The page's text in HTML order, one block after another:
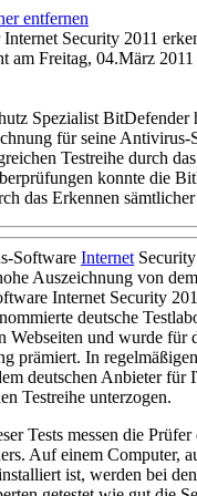
entfernen
Security 2011
am Freitag, 04.März
Spezialist BitDefender
für seine
Testreihe durch
konnte die
das Erkennen
Software Internet
Auszeichnung von
Internet Security
deutsche
Webseiten und wurde für
prämiert. In
deutschen Anbieter für
Testreihe unterzogen.
Tests messen die
Auf einem Computer,
ist, werden bei